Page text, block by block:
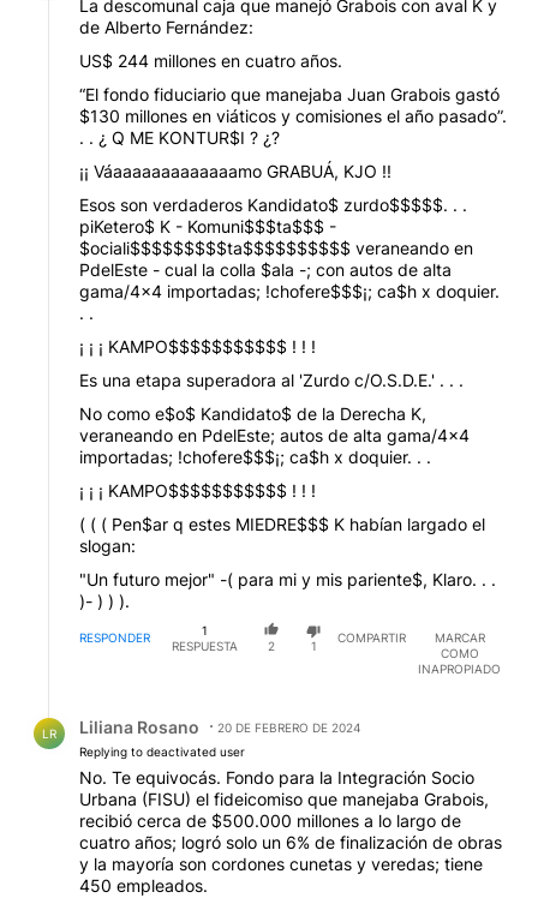
La descomunal caja que manejó Grabois con aval K y
de Alberto Fernández:
US$ 244 millones en cuatro años.
“El fondo fiduciario que manejaba Juan Grabois gastó
$130 millones en viáticos y comisiones el año pasado”.
. . ¿ Q ME KONTUR$I ? ¿?
¡¡ Váaaaaaaaaaaaaamo GRABUÁ, KJO !!
Esos son verdaderos Kandidato$ zurdo$$$$$. . .
piKetero$ K - Komuni$$$ta$$$ -
$ociali$$$$$$$$$ta$$$$$$$$$$ veraneando en
PdelEste - cual la colla $ala -; con autos de alta
gama/4x4 importadas; !chofere$$$¡; ca$h x doquier.
. .
¡ ¡ ¡ KAMPO$$$$$$$$$$$ ! ! !
Es una etapa superadora al 'Zurdo c/O.S.D.E.' . . .
No como e$o$ Kandidato$ de la Derecha K,
veraneando en PdelEste; autos de alta gama/4x4
importadas; !chofere$$$¡; ca$h x doquier. . .
¡ ¡ ¡ KAMPO$$$$$$$$$$$ ! ! !
( ( ( Pen$ar q estes MIEDRE$$$ K habían largado el
slogan:
"Un futuro mejor" -( para mi y mis pariente$, Klaro. . .
)- ) ) ).
RESPONDER
1
RESPUESTA
2 1
COMPARTIR
MARCAR
COMO
INAPROPIADO
LR Liliana Rosano
20 DE FEBRERO DE 2024
Replying to deactivated user
No. Te equivocás. Fondo para la Integración Socio
Urbana (FISU) el fideicomiso que manejaba Grabois,
recibió cerca de $500.000 millones a lo largo de
cuatro años; logró solo un 6% de finalización de obras
y la mayoría son cordones cunetas y veredas; tiene
450 empleados.